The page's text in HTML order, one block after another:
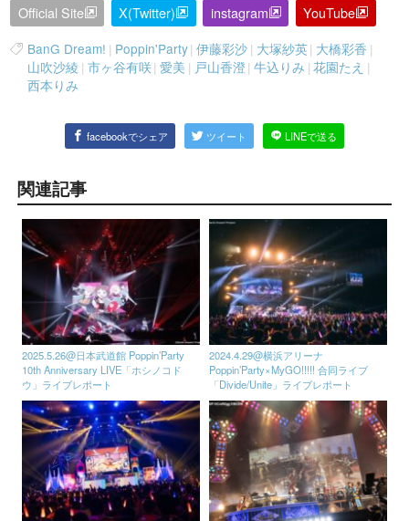
Official Site
X(Twitter) instagram YouTube
BanG Dream! | Poppin'Party| 伊藤彩沙 | 大塚紗英| 大橋彩香 |
山吹沙綾 | 市ヶ谷有咲| 愛美 | 戸山香澄 | 牛込りみ | 花園たえ |
西本りみ
facebookでシェア ツイート LINEで送る
関連記事
2025.5.26@日本武道館 Poppin’Party
10th Anniversary LIVE「ホシノコド
ウ」ライブレポート
2024.4.29@横浜アリーナ
Poppin’Party×MyGO!!!!! 合同ライブ
「Divide/Unite」ライブレポート